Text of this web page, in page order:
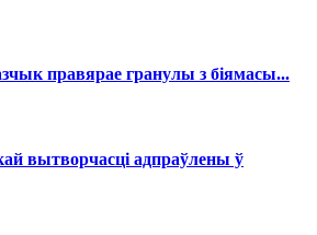
правярае гранулы з біямасы...
вытворчасці адпраўлены ў